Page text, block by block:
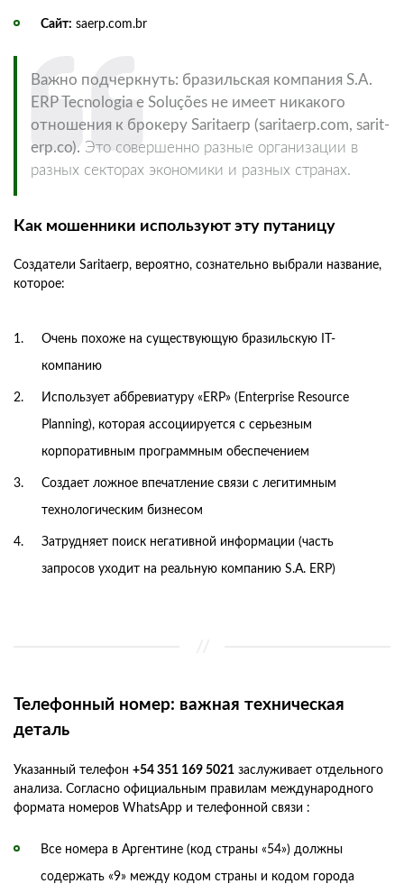
Сайт: saerp.com.br
Важно подчеркнуть: бразильская компания S.A.
ERP Tecnologia e Soluções не имеет никакого
отношения к брокеру Saritaerp (saritaerp.com, sarit-
erp.co). Это совершенно разные организации в
разных секторах экономики и разных странах.
Как мошенники используют эту путаницу
Создатели Saritaerp, вероятно, сознательно выбрали название,
которое:
Очень похоже на существующую бразильскую IT-
компанию
Использует аббревиатуру «ERP» (Enterprise Resource
Planning), которая ассоциируется с серьезным
корпоративным программным обеспечением
Создает ложное впечатление связи с легитимным
технологическим бизнесом
Затрудняет поиск негативной информации (часть
запросов уходит на реальную компанию S.A. ERP)
Телефонный номер: важная техническая
деталь
Указанный телефон +54 351 169 5021 заслуживает отдельного
анализа. Согласно официальным правилам международного
формата номеров WhatsApp и телефонной связи :
Все номера в Аргентине (код страны «54») должны
содержать «9» между кодом страны и кодом города